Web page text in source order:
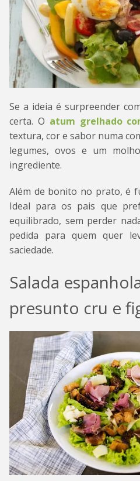
Se a ideia é surpreender
certa. O atum grelhado
textura, cor e sabor numa
legumes, ovos e um
ingrediente.
Além de bonito no prato, é
Ideal para os pais que
equilibrado, sem perder
pedida para quem quer
saciedade.
Salada
presunto cru e